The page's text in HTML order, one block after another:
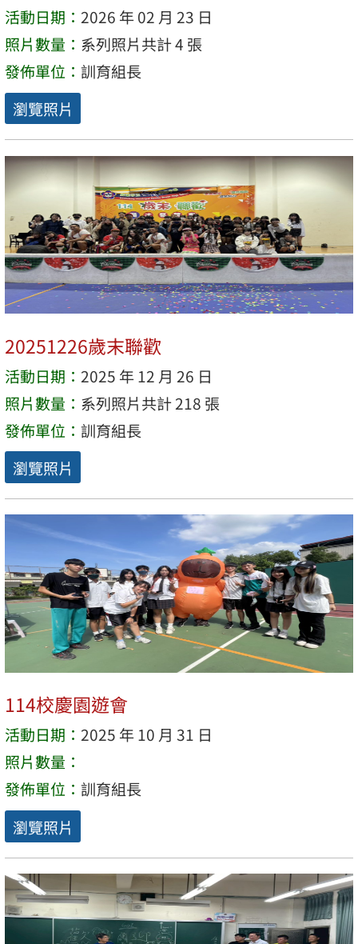
活動日期： 2026 年 02 月 23 日
照片數量： 系列照片共計 4 張
發佈單位： 訓育組長
瀏覽照片
20251226歲末聯歡
活動日期： 2025 年 12 月 26 日
照片數量： 系列照片共計 218 張
發佈單位： 訓育組長
瀏覽照片
114校慶園遊會
活動日期： 2025 年 10 月 31 日
照片數量：
發佈單位： 訓育組長
瀏覽照片